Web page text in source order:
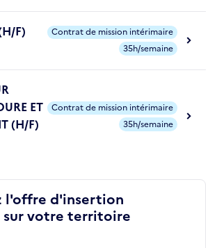
F)
Contrat de mission intérimaire
35h/semaine
ET
(H/F)
Contrat de mission intérimaire
35h/semaine
l'offre d'insertion
votre territoire